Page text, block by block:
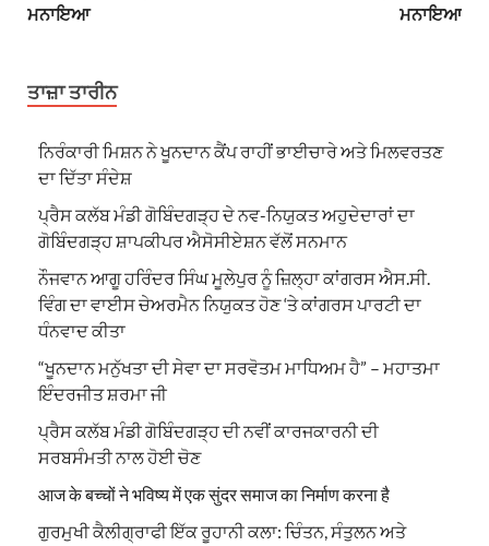
ਮਨਾਇਆ
ਮਨਾਇਆ
ਤਾਜ਼ਾ ਤਾਰੀਨ
ਨਿਰੰਕਾਰੀ ਮਿਸ਼ਨ ਨੇ ਖੂਨਦਾਨ ਕੈਂਪ ਰਾਹੀਂ ਭਾਈਚਾਰੇ ਅਤੇ ਮਿਲਵਰਤਣ
ਦਾ ਦਿੱਤਾ ਸੰਦੇਸ਼
ਪ੍ਰੈਸ ਕਲੱਬ ਮੰਡੀ ਗੋਬਿੰਦਗੜ੍ਹ ਦੇ ਨਵ-ਨਿਯੁਕਤ ਅਹੁਦੇਦਾਰਾਂ ਦਾ
ਗੋਬਿੰਦਗੜ੍ਹ ਸ਼ਾਪਕੀਪਰ ਐਸੋਸੀਏਸ਼ਨ ਵੱਲੋਂ ਸਨਮਾਨ
ਨੌਜਵਾਨ ਆਗੂ ਹਰਿੰਦਰ ਸਿੰਘ ਮੂਲੇਪੁਰ ਨੂੰ ਜ਼ਿਲ੍ਹਾ ਕਾਂਗਰਸ ਐਸ.ਸੀ.
ਵਿੰਗ ਦਾ ਵਾਈਸ ਚੇਅਰਮੈਨ ਨਿਯੁਕਤ ਹੋਣ ‘ਤੇ ਕਾਂਗਰਸ ਪਾਰਟੀ ਦਾ
ਧੰਨਵਾਦ ਕੀਤਾ
“ਖੂਨਦਾਨ ਮਨੁੱਖਤਾ ਦੀ ਸੇਵਾ ਦਾ ਸਰਵੋਤਮ ਮਾਧਿਅਮ ਹੈ” – ਮਹਾਤਮਾ
ਇੰਦਰਜੀਤ ਸ਼ਰਮਾ ਜੀ
ਪ੍ਰੈਸ ਕਲੱਬ ਮੰਡੀ ਗੋਬਿੰਦਗੜ੍ਹ ਦੀ ਨਵੀਂ ਕਾਰਜਕਾਰਨੀ ਦੀ
ਸਰਬਸੰਮਤੀ ਨਾਲ ਹੋਈ ਚੋਣ
आज के बच्चों ने भविष्य में एक सुंदर समाज का निर्माण करना है
ਗੁਰਮੁਖੀ ਕੈਲੀਗ੍ਰਾਫੀ ਇੱਕ ਰੂਹਾਨੀ ਕਲਾ: ਚਿੰਤਨ, ਸੰਤੁਲਨ ਅਤੇ